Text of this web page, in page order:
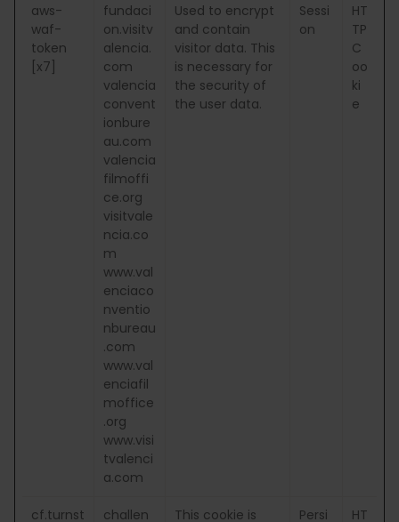
aws-
waf-
token
[x7]
fundaci
on.visitv
alencia.
com
valencia
convent
ionbure
au.com
valencia
filmoffi
ce.org
visitvale
ncia.co
m
www.val
enciaco
nventio
nbureau
.com
www.val
enciafil
moffice
.org
www.visi
tvalenci
a.com
Used to encrypt
and contain
visitor data. This
is necessary for
the security of
the user data.
Sessi
on
HT
TP
C
oo
ki
e
cf.turnst
challen
This cookie is
Persi
HT